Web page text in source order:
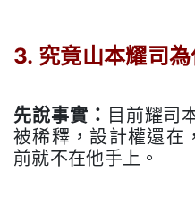
3. 究竟山本耀司
先說事實： 目前耀司
被稀釋，設計權還在
前就不在他手上。